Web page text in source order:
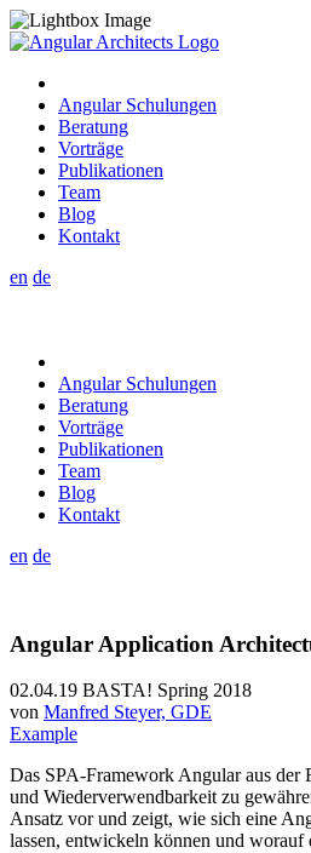
Angular Schulungen
Beratung
Vorträge
Publikationen
Team
Blog
Kontakt
en de
Angular Schulungen
Beratung
Vorträge
Publikationen
Team
Blog
Kontakt
en de
Angular Application
02.04.19 BASTA! Spring 2018
von Manfred Steyer, GDE
Example
Das SPA-Framework Angular aus der
und Wiederverwendbarkeit zu
Ansatz vor und zeigt, wie sich eine
lassen, entwickeln können und